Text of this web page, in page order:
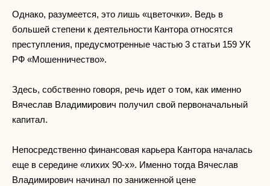
Однако, разумеется, это лишь «цветочки». Ведь в
большей степени к деятельности Кантора относятся
преступления, предусмотренные частью 3 статьи 159 УК
РФ «Мошенничество».
Здесь, собственно говоря, речь идет о том, как именно
Вячеслав Владимирович получил свой первоначальный
капитал.
Непосредственно финансовая карьера Кантора началась
еще в середине «лихих 90-х». Именно тогда Вячеслав
Владимирович начинал по заниженной цене